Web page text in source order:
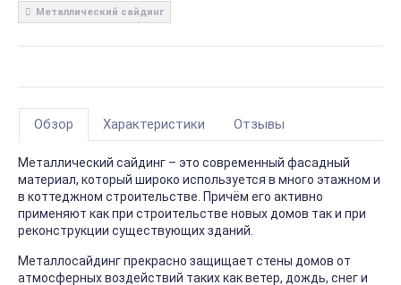
Металлический сайдинг
Обзор Характеристики Отзывы
Металлический сайдинг – это современный фасадный
материал, который широко используется в много этажном и
в коттеджном строительстве. Причём его активно
применяют как при строительстве новых домов так и при
реконструкции существующих зданий.
Металлосайдинг прекрасно защищает стены домов от
атмосферных воздействий таких как ветер, дождь, снег и